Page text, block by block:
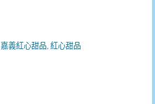
嘉義紅心甜品 紅心甜品